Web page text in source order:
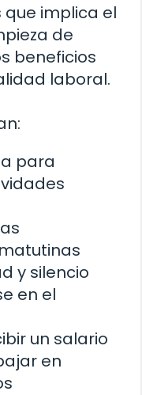
implica el
de
beneficios
laboral.
para
y silencio
en el
un salario
en